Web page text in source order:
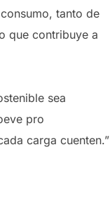
tanto de
que contribuye a
sea
pro
carga cuenten.”